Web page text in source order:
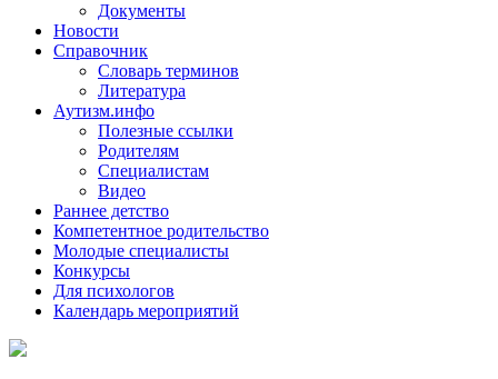
Документы
Новости
Справочник
Словарь терминов
Литература
Аутизм.инфо
Полезные ссылки
Родителям
Специалистам
Видео
Раннее детство
Компетентное родительство
Молодые специалисты
Конкурсы
Для психологов
Календарь мероприятий